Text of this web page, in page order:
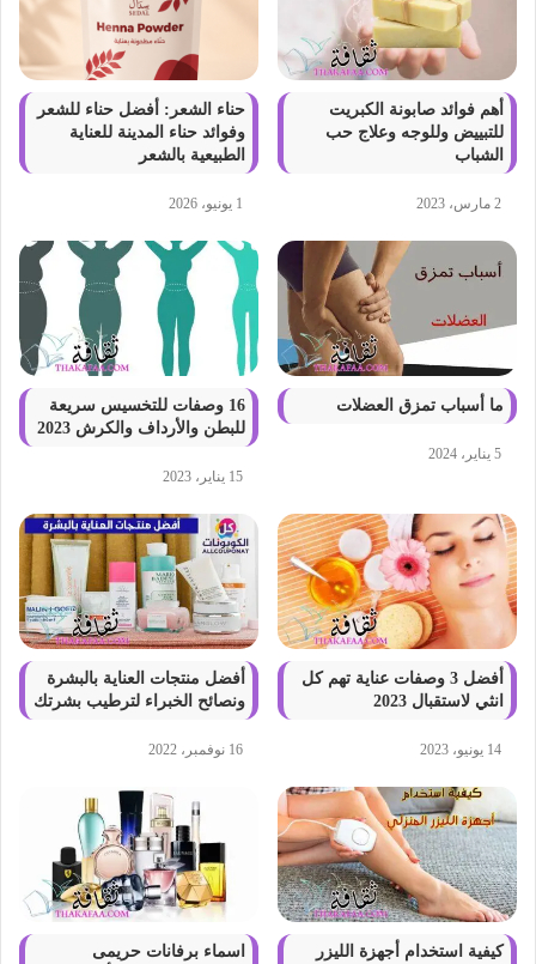
أهم فوائد صابونة الكبريت
للتبييض وللوجه وعلاج حب
الشباب
2 مارس، 2023
حناء الشعر: أفضل حناء للشعر
وفوائد حناء المدينة للعناية
الطبيعية بالشعر
1 يونيو، 2026
ما أسباب تمزق العضلات
5 يناير، 2024
16 وصفات للتخسيس سريعة
للبطن والأرداف والكرش 2023
15 يناير، 2023
أفضل 3 وصفات عناية تهم كل
انثي لاستقبال 2023
14 يونيو، 2023
أفضل منتجات العناية بالبشرة
ونصائح الخبراء لترطيب بشرتك
16 نوفمبر، 2022
كيفية استخدام أجهزة الليزر
اسماء برفانات حريمى